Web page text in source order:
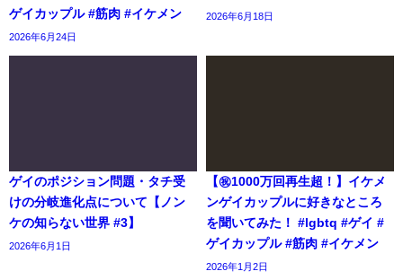
ゲイカップル #筋肉 #イケメン
2026年6月24日
2026年6月18日
ゲイのポジション問題・タチ受
けの分岐進化点について【ノン
ケの知らない世界 #3】
2026年6月1日
【㊗️1000万回再生超！】イケメ
ンゲイカップルに好きなところ
を聞いてみた！ #lgbtq #ゲイ #
ゲイカップル #筋肉 #イケメン
2026年1月2日